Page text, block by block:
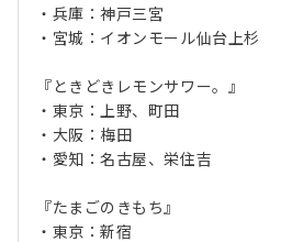
・兵庫：神戸三宮
・宮城：イオンモール仙台上杉
『ときどきレモンサワー。』
・東京：上野、町田
・大阪：梅田
・愛知：名古屋、栄住吉
『たまごのきもち』
・東京：新宿